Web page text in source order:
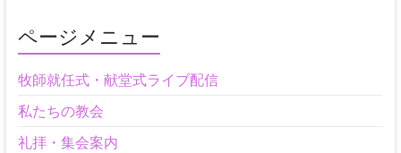
ページメニュー
牧師就任式・献堂式ライブ配信
私たちの教会
礼拝・集会案内